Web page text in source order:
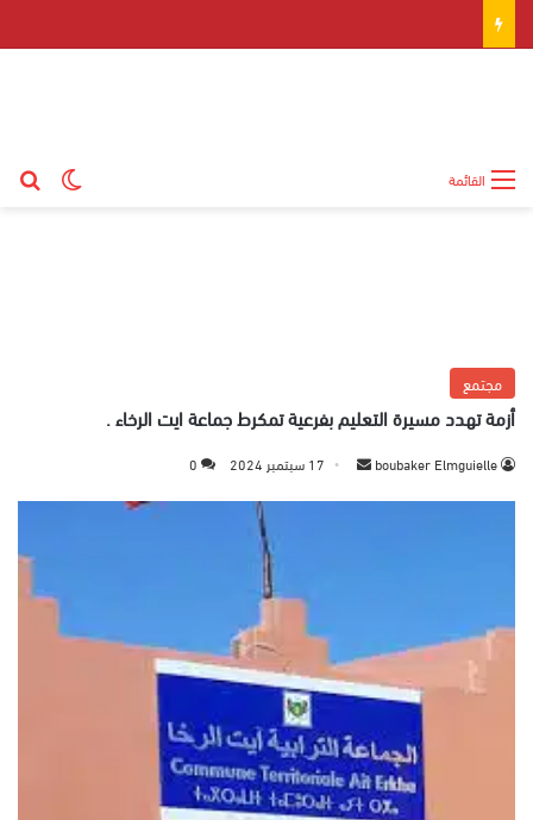
القائمة
مجتمع
أزمة تهدد مسيرة التعليم بفرعية تمكرط جماعة ايت الرخاء .
boubaker Elmguielle
د
ا
ل
ك
ت
17 سبتمبر 2024 0